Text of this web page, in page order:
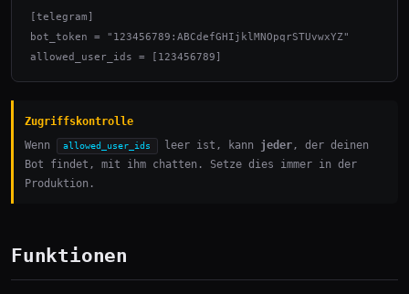
[telegram]
bot_token = "123456789:ABCdefGHIjklMNOpqrSTUvwxYZ"
allowed_user_ids = [123456789]
Zugriffskontrolle
Wenn
allowed_user_ids leer ist, kann jeder, der deinen
Bot findet, mit ihm chatten. Setze dies immer in der
Produktion.
Funktionen